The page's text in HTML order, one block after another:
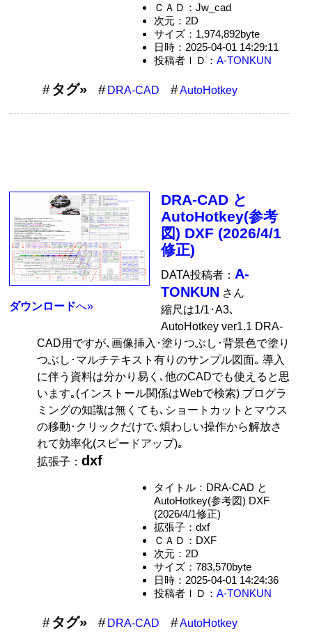
ＣＡＤ：Jw_cad
次元：2D
サイズ：1,974,892byte
日時：2025-04-01 14:29:11
投稿者ＩＤ： A-TONKUN
タグ» DRA-CAD AutoHotkey
ダウンロードへ»
DRA-CAD と
AutoHotkey(参考
図) DXF (2026/4/1
修正)
DATA投稿者： A-
TONKUN さん
縮尺は1/1･A3､
AutoHotkey ver1.1 DRA-
CAD用ですが､画像挿入･塗りつぶし･背景色で塗り
つぶし･マルチテキスト有りのサンプル図面｡ 導入
に伴う資料は分かり易く､他のCADでも使えると思
います｡(インストール関係はWebで検索) プログラ
ミングの知識は無くても､ショートカットとマウス
の移動･クリックだけで､煩わしい操作から解放さ
れて効率化(スピードアップ)｡
拡張子：dxf
タイトル：DRA-CAD と
AutoHotkey(参考図) DXF
(2026/4/1修正)
拡張子：dxf
ＣＡＤ：DXF
次元：2D
サイズ：783,570byte
日時：2025-04-01 14:24:36
投稿者ＩＤ： A-TONKUN
タグ» DRA-CAD AutoHotkey